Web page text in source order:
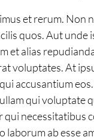
et rerum.
quos. Aut
et alias
voluptates. At
accusantium
qui
ab esse